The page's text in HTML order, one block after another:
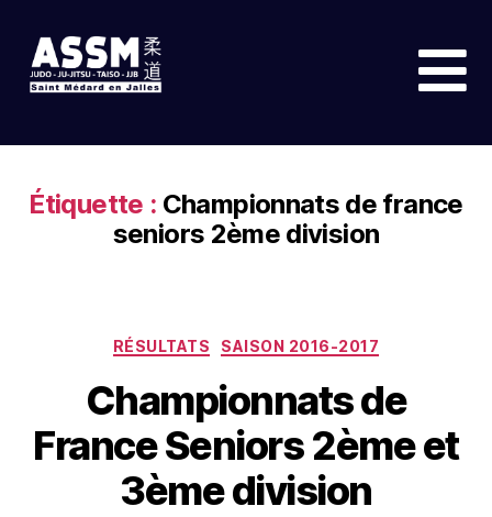
Étiquette : Championnats de france
seniors 2ème division
RÉSULTATS SAISON 2016-2017
Championnats de
France Seniors 2ème et
3ème division